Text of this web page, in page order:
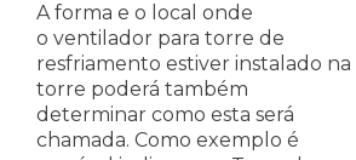
A forma e o local onde
o ventilador para torre de
resfriamento estiver instalado na
torre poderá também
determinar como esta será
chamada. Como exemplo é